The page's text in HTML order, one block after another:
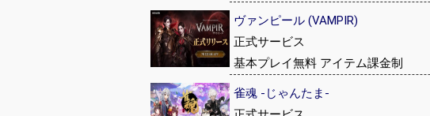
ヴァンピール (VAMPIR)
正式サービス
基本プレイ無料 アイテム課金制
雀魂 -じゃんたま-